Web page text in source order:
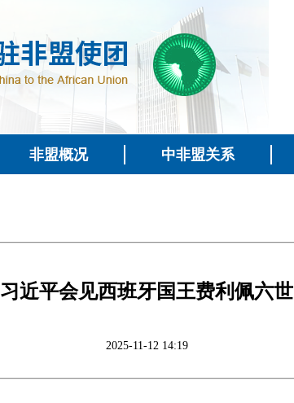
非盟概况 中非盟关系
习近平会见西班牙国王费利佩六世
2025-11-12 14:19